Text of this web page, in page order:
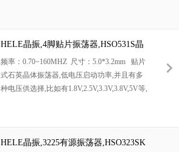
Express的SDH / SONET发射基站等领域.符合
RoHS/无铅.
HELE晶振,4脚贴片振荡器,HSO531S晶
振
频率：0.70~160MHZ 尺寸：5.0*3.2mm 贴片
式石英晶体振荡器,低电压启动功率,并且有多
种电压供选择,比如有1.8V,2.5V,3.3V,3.8V,5V等,
Express的SDH / SONET发射基站等领域.符合
RoHS/无铅.
HELE晶振,3225有源振荡器,HSO323SK